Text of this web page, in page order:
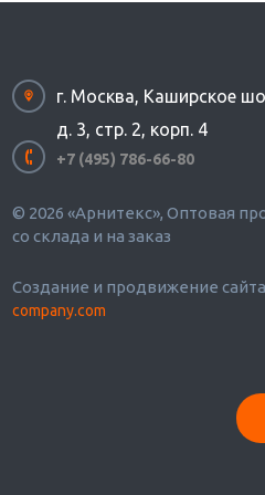
г. Москва, Каширское
д. 3, стр. 2, корп. 4
+7 (495) 786-66-80
© 2026 «Арнитекс», Оптовая
со склада и на заказ
Создание и продвижение сайта
company.com